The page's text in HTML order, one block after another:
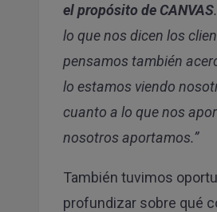
el propósito de CANVAS
lo que nos dicen los
pensamos también
lo estamos viendo
cuanto a lo que nos
nosotros aportamos.”
También tuvimos
profundizar sobre qué